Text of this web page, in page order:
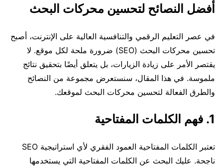
أفضل النصائح لتحسين محركات البحث
في عصر التعليم الرقمي والتنافسية العالية على الإنترنت، أصبح
تحسين محركات البحث (SEO) ضرورة ملحة لكل موقع. لا
يقتصر الأمر على زيادة الزيارات، بل يتعلق أيضًا بتحقيق نتائج
ملموسة. في هذا المقال، سنستعرض مجموعة من النصائح
والطرق الفعالة لتحسين محركات البحث لموقعك.
1. فهم الكلمات المفتاحية
تعتبر الكلمات المفتاحية العمود الفقري لأي استراتيجية SEO
ناجحة. عليك البحث عن الكلمات المفتاحية التي يستخدمها